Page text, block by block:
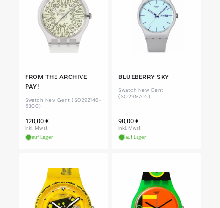
FROM THE ARCHIVE
PAY!
Swatch New Gent (SO29Z146-
5300)
Normaler
Preis
120,00 €
inkl. Mwst.
auf Lager
BLUEBERRY SKY
Swatch New Gent
(SO29M702)
Normaler
Preis
90,00 €
inkl. Mwst.
auf Lager